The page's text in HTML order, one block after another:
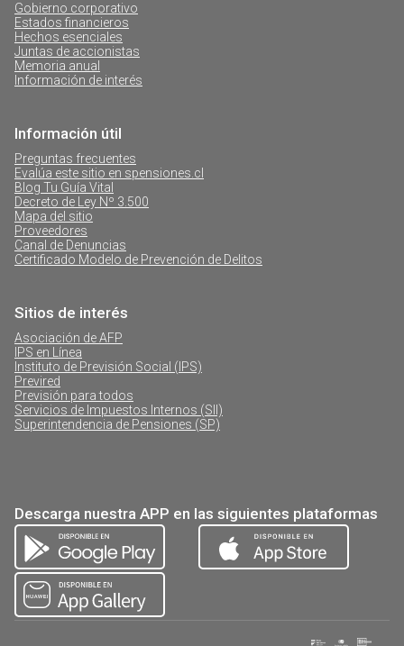
Gobierno corporativo
Estados financieros
Hechos esenciales
Juntas de accionistas
Memoria anual
Información de interés
Información útil
Preguntas frecuentes
Evalúa este sitio en spensiones.cl
Blog Tu Guía Vital
Decreto de Ley Nº 3.500
Mapa del sitio
Proveedores
Canal de Denuncias
Certificado Modelo de Prevención de Delitos
Sitios de interés
Asociación de AFP
IPS en Línea
Instituto de Previsión Social (IPS)
Previred
Previsión para todos
Servicios de Impuestos Internos (SII)
Superintendencia de Pensiones (SP)
Descarga nuestra APP en las siguientes plataformas